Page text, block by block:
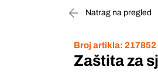
Natrag na pregled
Broj artikla: 217852
Zaštita za